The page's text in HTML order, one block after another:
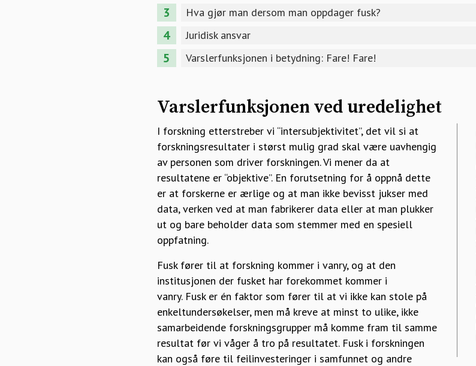
Hva gjør man dersom man oppdager fusk?
Juridisk ansvar
Varslerfunksjonen i betydning: Fare! Fare!
Varslerfunksjonen ved uredelighet
I forskning etterstreber vi “intersubjektivitet”, det vil si at
forskningsresultater i størst mulig grad skal være uavhengig
av personen som driver forskningen. Vi mener da at
resultatene er “objektive”. En forutsetning for å oppnå dette
er at forskerne er ærlige og at man ikke bevisst jukser med
data, verken ved at man fabrikerer data eller at man plukker
ut og bare beholder data som stemmer med en spesiell
oppfatning.
Fusk fører til at forskning kommer i vanry, og at den
institusjonen der fusket har forekommet kommer i
vanry. Fusk er én faktor som fører til at vi ikke kan stole på
enkeltundersøkelser, men må kreve at minst to ulike, ikke
samarbeidende forskningsgrupper må komme fram til samme
resultat før vi våger å tro på resultatet. Fusk i forskningen
kan også føre til feilinvesteringer i samfunnet og andre